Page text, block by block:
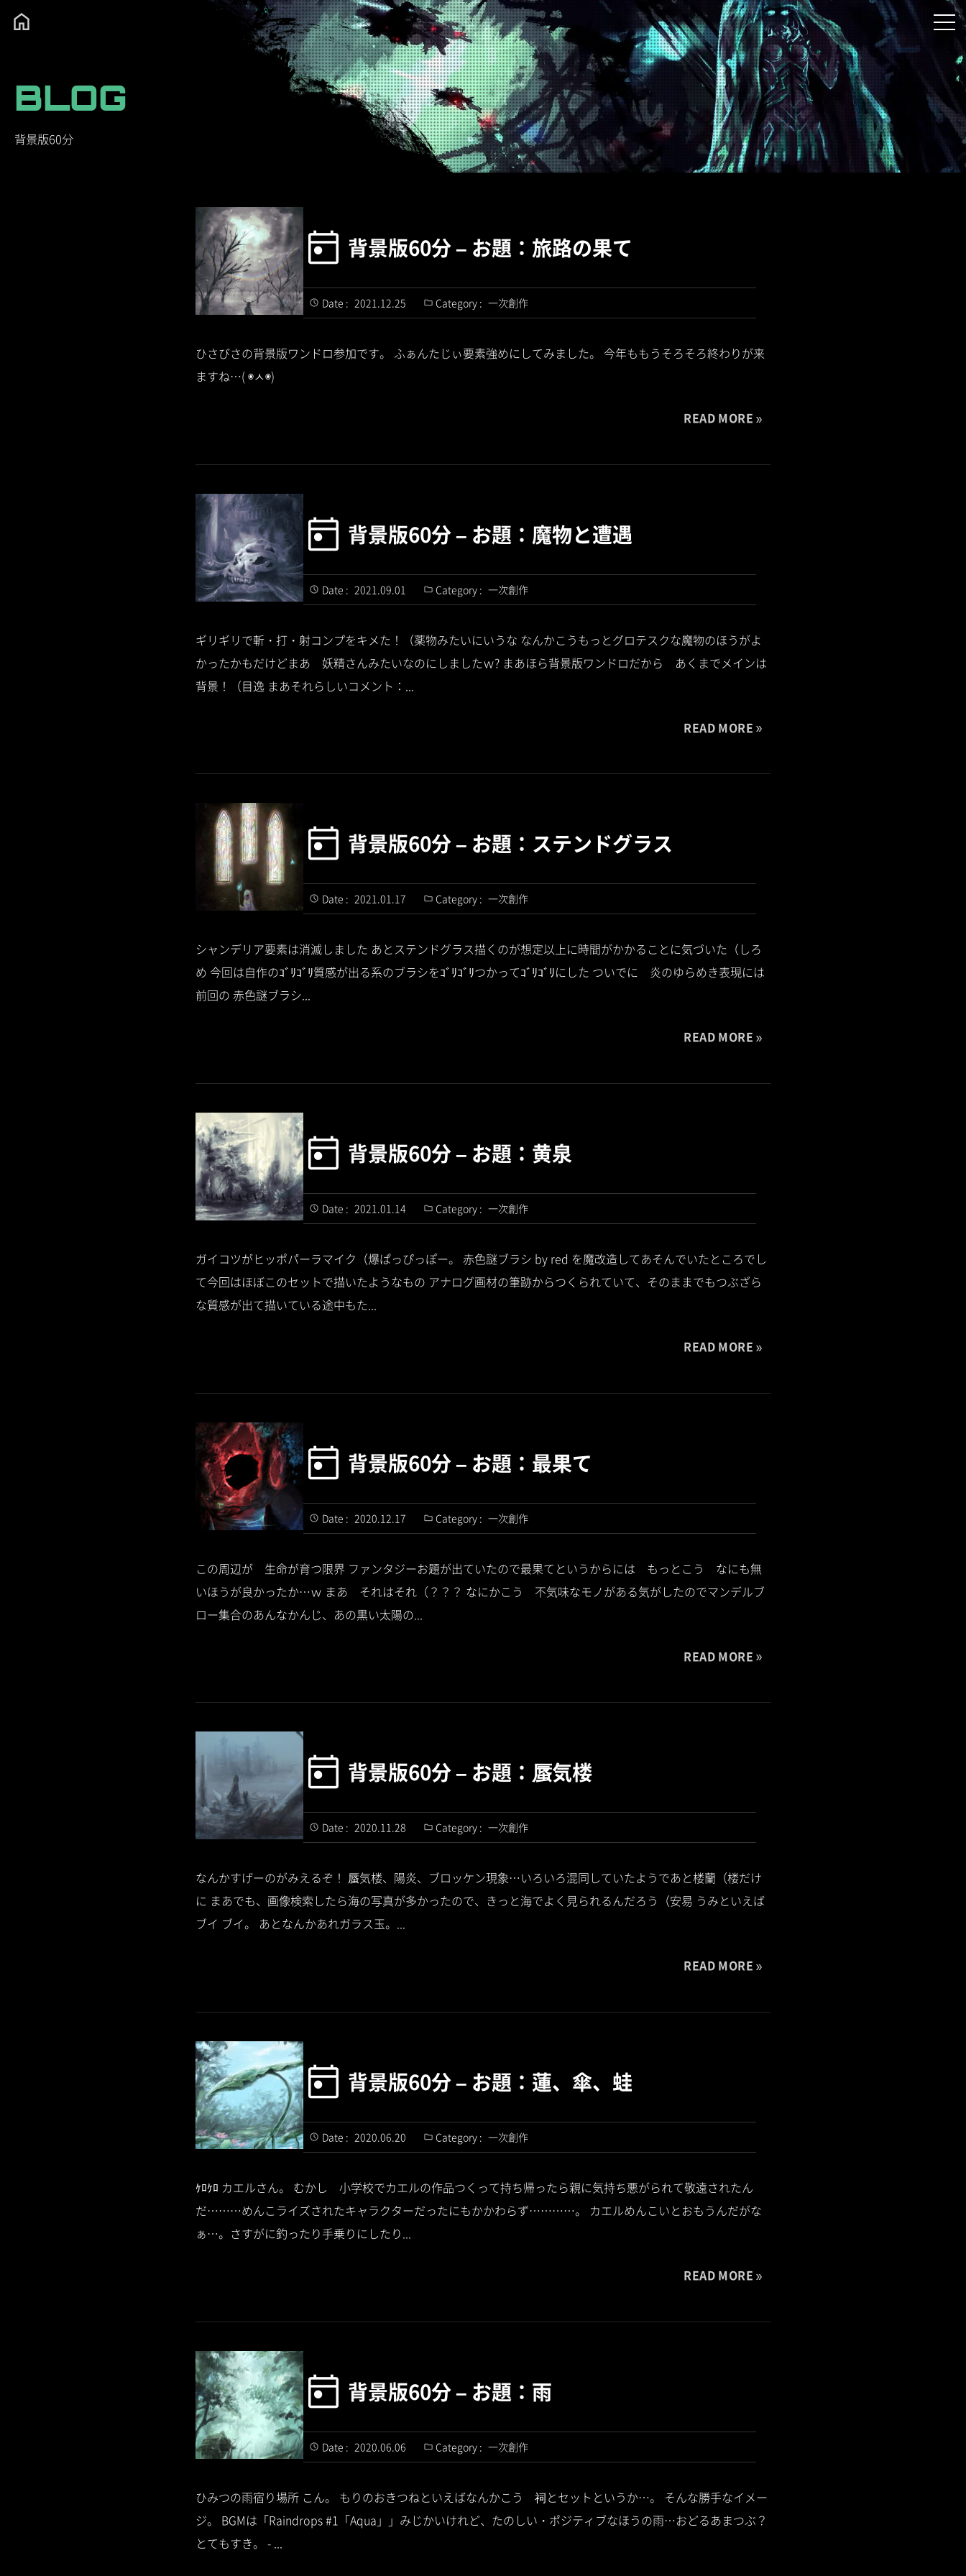
BLOG
背景版60分
背景版60分 – お題：旅路の果て
Date : 2021.12.25 Category : 一次創作
ひさびさの背景版ワンドロ参加です。 ふぁんたじぃ要素強めにしてみました。 今年ももうそろそろ終わりが来
ますね…( ◉ㅅ◉)
READ MORE
背景版60分 – お題：魔物と遭遇
Date : 2021.09.01 Category : 一次創作
ギリギリで斬・打・射コンプをキメた！（薬物みたいにいうな なんかこうもっとグロテスクな魔物のほうがよ
かったかもだけどまあ 妖精さんみたいなのにしましたｗ? まあほら背景版ワンドロだから あくまでメインは
背景！（目逸 まあそれらしいコメント：...
READ MORE
背景版60分 – お題：ステンドグラス
Date : 2021.01.17 Category : 一次創作
シャンデリア要素は消滅しました あとステンドグラス描くのが想定以上に時間がかかることに気づいた（しろ
め 今回は自作のｺﾞﾘｺﾞﾘ質感が出る系のブラシをｺﾞﾘｺﾞﾘつかってｺﾞﾘｺﾞﾘにした ついでに 炎のゆらめき表現には
前回の 赤色謎ブラシ...
READ MORE
背景版60分 – お題：黄泉
Date : 2021.01.14 Category : 一次創作
ガイコツがヒッポパーラマイク（爆ぱっぴっぽー。 赤色謎ブラシ by red を魔改造してあそんでいたところでし
て今回はほぼこのセットで描いたようなもの アナログ画材の筆跡からつくられていて、そのままでもつぶざら
な質感が出て描いている途中もた...
READ MORE
背景版60分 – お題：最果て
Date : 2020.12.17 Category : 一次創作
この周辺が 生命が育つ限界 ファンタジーお題が出ていたので最果てというからには もっとこう なにも無
いほうが良かったか…ｗ まあ それはそれ（？？？ なにかこう 不気味なモノがある気がしたのでマンデルブ
ロー集合のあんなかんじ、あの黒い太陽の...
READ MORE
背景版60分 – お題：蜃気楼
Date : 2020.11.28 Category : 一次創作
なんかすげーのがみえるぞ！ 蜃気楼、陽炎、ブロッケン現象…いろいろ混同していたようであと楼蘭（楼だけ
に まあでも、画像検索したら海の写真が多かったので、きっと海でよく見られるんだろう（安易 うみといえば
ブイ ブイ。 あとなんかあれガラス玉。...
READ MORE
背景版60分 – お題：蓮、傘、蛙
Date : 2020.06.20 Category : 一次創作
ｹﾛｹﾛ カエルさん。 むかし 小学校でカエルの作品つくって持ち帰ったら親に気持ち悪がられて敬遠されたん
だ………めんこライズされたキャラクターだったにもかかわらず…………。 カエルめんこいとおもうんだがな
ぁ…。さすがに釣ったり手乗りにしたり...
READ MORE
背景版60分 – お題：雨
Date : 2020.06.06 Category : 一次創作
ひみつの雨宿り場所 こん。 もりのおきつねといえばなんかこう 祠とセットというか…。 そんな勝手なイメー
ジ。 BGMは「Raindrops #1「Aqua」」みじかいけれど、たのしい・ポジティブなほうの雨…おどるあまつぶ？
とてもすき。 - ...